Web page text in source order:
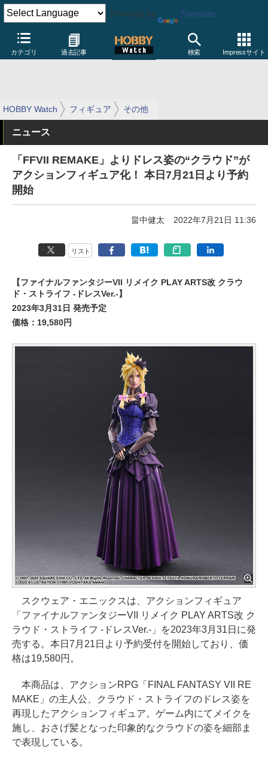
Powered by Translate
カテゴリ 過去記事 検索 Impressサイト
HOBBY Watch フィギュア その他
ニュース
「FFVII REMAKE」よりドレス姿の“クラウド”が
アクションフィギュア化！ 本日7月21日より予約
開始
畠中健太 2022年7月21日 11:36
リスト
【ファイナルファンタジーVII リメイク PLAY ARTS改 クラウ
ド・ストライフ -ドレスVer.-】
2023年3月31日 発売予定
価格：19,580円
スクウェア・エニックスは、アクションフィギュア
「ファイナルファンタジーVII リメイク PLAY ARTS改 ク
ラウド・ストライフ -ドレスVer.-」を2023年3月31日に発
売する。本日7月21日より予約受付を開始しており、価
格は19,580円。
本商品は、アクションRPG「FINAL FANTASY VII RE
MAKE」の主人公、クラウド・ストライフのドレス姿を
再現したアクションフィギュア。ゲーム内にてメイクを
施し、おさげ髪となった印象的なクラウドの姿を細部ま
で表現している。